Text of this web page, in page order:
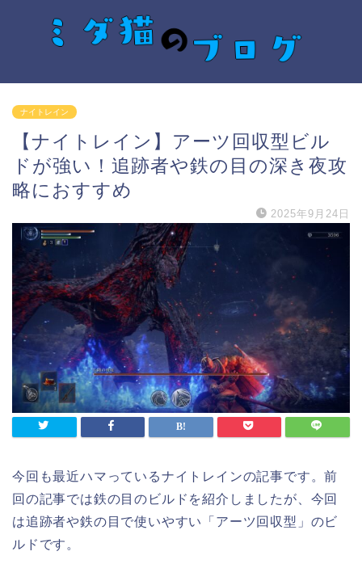
ナイトレイン
【ナイトレイン】アーツ回収型ビル
ドが強い！追跡者や鉄の目の深き夜攻
略におすすめ
2025年9月24日
今回も最近ハマっているナイトレインの記事です。前
回の記事では鉄の目のビルドを紹介しましたが、今回
は追跡者や鉄の目で使いやすい「アーツ回収型」のビ
ルドです。